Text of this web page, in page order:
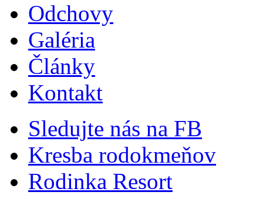
Odchovy
Galéria
Články
Kontakt
Sledujte nás na FB
Kresba rodokmeňov
Rodinka Resort